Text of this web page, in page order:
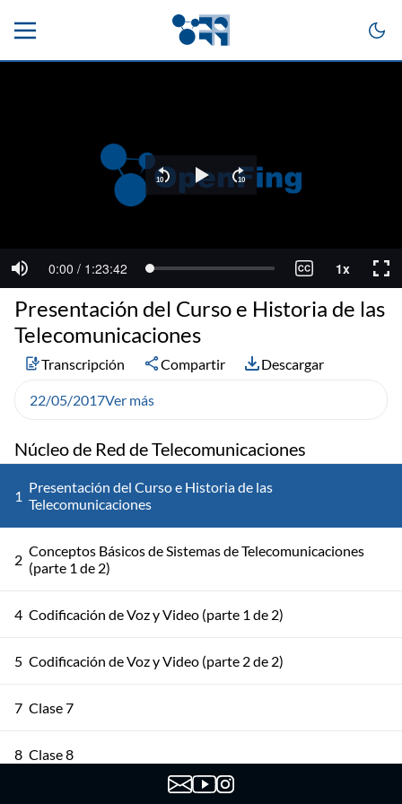
Núcleo de Red de Telecomunicaciones
1 Presentación del Curso e Historia de las
Telecomunicaciones
2 Conceptos Básicos de Sistemas de Telecomunicaciones
(parte 1 de 2)
4 Codificación de Voz y Video (parte 1 de 2)
5 Codificación de Voz y Video (parte 2 de 2)
7 Clase 7
8 Clase 8
Presentación del Curso e Historia de las
Telecomunicaciones
Transcripción Compartir Descargar
22/05/2017Ver más